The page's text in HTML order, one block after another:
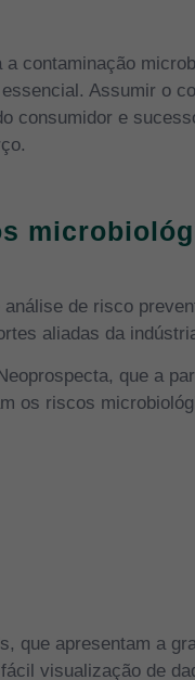
contaminação
Assumir o
consumidor e
de risco
aliadas da
que a
os riscos
que apresentam a
visualização de